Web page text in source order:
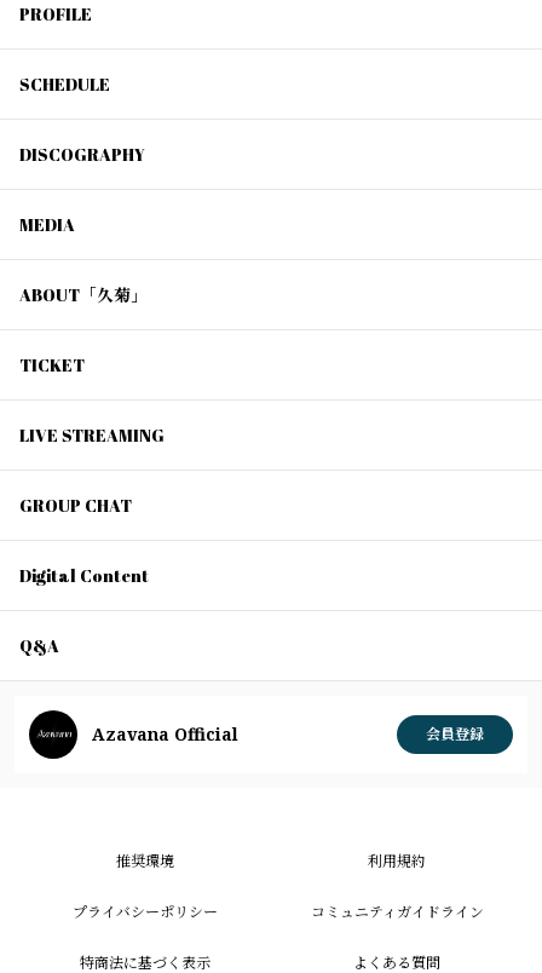
PROFILE
SCHEDULE
DISCOGRAPHY
MEDIA
ABOUT「久菊」
TICKET
LIVE STREAMING
GROUP CHAT
Digital Content
Q&A
Azavana Official 会員登録
推奨環境 利用規約
プライバシーポリシー コミュニティガイドライン
特商法に基づく表示 よくある質問